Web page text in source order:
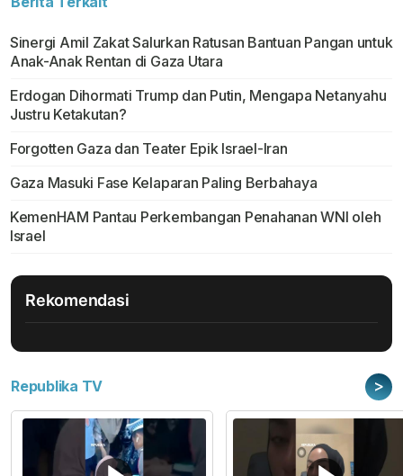
Sinergi Amil Zakat Salurkan Ratusan Bantuan Pangan untuk
Anak-Anak Rentan di Gaza Utara
Erdogan Dihormati Trump dan Putin, Mengapa Netanyahu
Justru Ketakutan?
Forgotten Gaza dan Teater Epik Israel-Iran
Gaza Masuki Fase Kelaparan Paling Berbahaya
KemenHAM Pantau Perkembangan Penahanan WNI oleh
Israel
Rekomendasi
Republika TV >